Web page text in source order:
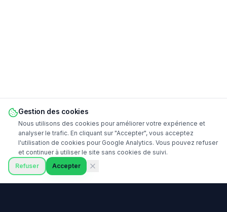
Gestion des cookies
Nous utilisons des cookies pour améliorer votre expérience et
analyser le trafic. En cliquant sur "Accepter", vous acceptez
l'utilisation de cookies pour Google Analytics. Vous pouvez refuser
et continuer à utiliser le site sans cookies de suivi.
Refuser
Accepter